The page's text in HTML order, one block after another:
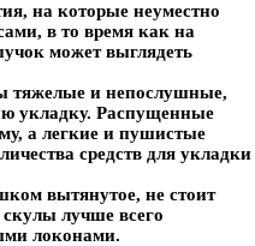
на которые неуместно
в то время как на
может выглядеть
тяжелые и непослушные,
укладку. Распущенные
а легкие и пушистые
средств для укладки
вытянутое, не стоит
лучше всего
локонами.